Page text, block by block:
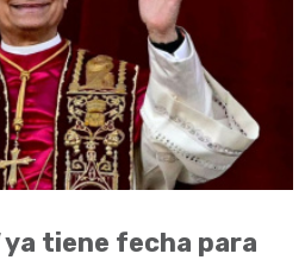
ya tiene fecha para